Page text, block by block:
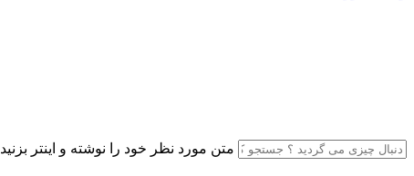
متن مورد نظر خود را نوشته و اینتر بزنید